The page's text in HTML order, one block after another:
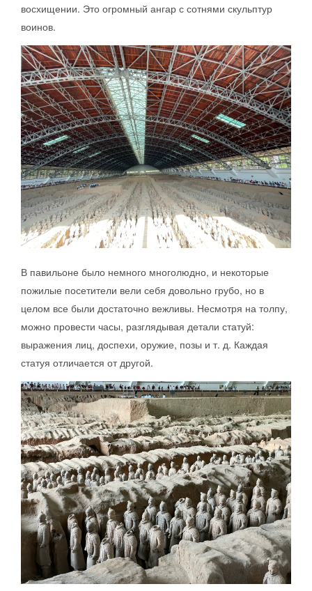
восхищении. Это огромный ангар с сотнями скульптур
воинов.
В павильоне было немного многолюдно, и некоторые
пожилые посетители вели себя довольно грубо, но в
целом все были достаточно вежливы. Несмотря на толпу,
можно провести часы, разглядывая детали статуй:
выражения лиц, доспехи, оружие, позы и т. д. Каждая
статуя отличается от другой.